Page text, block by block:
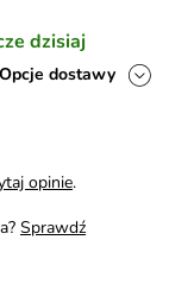
dzisiaj
Opcje dostawy
opinie.
Sprawdź